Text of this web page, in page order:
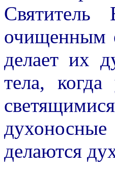
очищенным
делает их
тела,
делаются